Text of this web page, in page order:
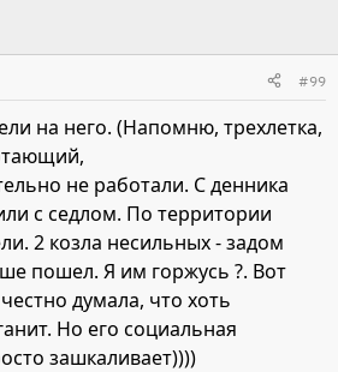
#99
на него. (Напомню, трехлетка,
не работали. С денника
с седлом. По территории
2 козла несильных - задом
пошел. Я им горжусь ?. Вот
думала, что хоть
Но его социальная
зашкаливает))))